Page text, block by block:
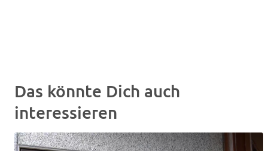
Das könnte Dich auch
interessieren